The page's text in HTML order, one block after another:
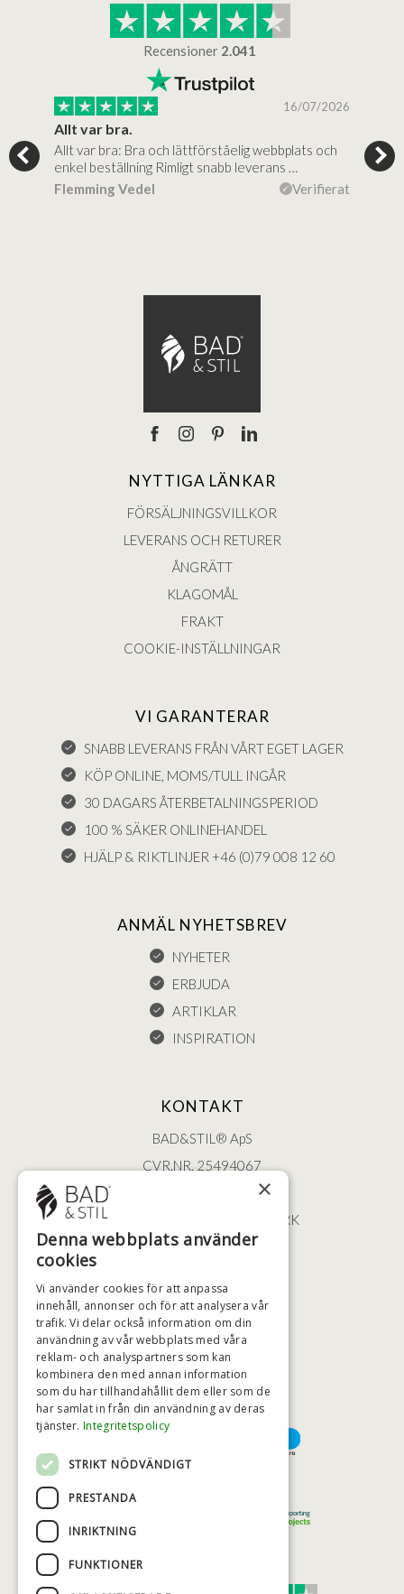
Recensioner 2.041
16/07/2026
Allt var bra.
Allt var bra: Bra och lättförståelig webbplats och
enkel beställning Rimligt snabb leverans …
Flemming Vedel
Verifierat
Jag
NYTTIGA LÄNKAR
FÖRSÄLJNINGSVILLKOR
LEVERANS OCH RETURER
ÅNGRÄTT
KLAGOMÅL
FRAKT
COOKIE-INSTÄLLNINGAR
VI GARANTERAR
SNABB LEVERANS FRÅN VÅRT EGET LAGER
KÖP ONLINE, MOMS/TULL INGÅR
30 DAGARS ÅTERBETALNINGSPERIOD
100 % SÄKER ONLINEHANDEL
HJÄLP & RIKTLINJER +46 (0)79 008 12 60
ANMÄL NYHETSBREV
NYHETER
ERBJUDA
ARTIKLAR
INSPIRATION
KONTAKT
BAD&STIL® ApS
CVR.NR. 25494067
ØSTERBROGADE 202
2100 KØBENHAVN • DANMARK
+46 (0)79 008 12 60
HÖGSTA KREDITVÄRDIGHET
BETALNINGSALTERNATIV
×
Denna webbplats använder
cookies
Vi använder cookies för att anpassa
innehåll, annonser och för att analysera vår
trafik. Vi delar också information om din
användning av vår webbplats med våra
reklam- och analyspartners som kan
kombinera den med annan information
som du har tillhandahållit dem eller som de
har samlat in från din användning av deras
tjänster. Integritetspolicy
STRIKT NÖDVÄNDIGT
PRESTANDA
INRIKTNING
FUNKTIONER